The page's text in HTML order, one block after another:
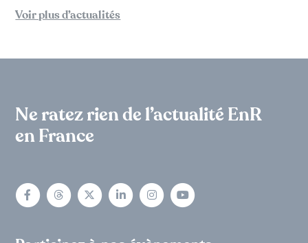
Voir plus d’actualités
Ne ratez rien de l’actualité EnR
en France